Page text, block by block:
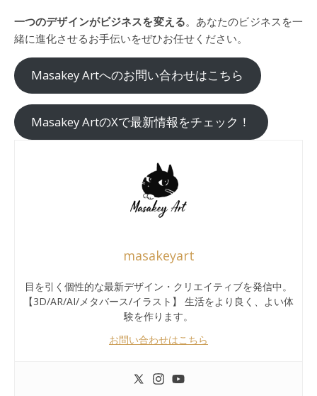
一つのデザインがビジネスを変える。あなたのビジネスを一
緒に進化させるお手伝いをぜひお任せください。
Masakey Artへのお問い合わせはこちら
Masakey ArtのXで最新情報をチェック！
masakeyart
目を引く個性的な最新デザイン・クリエイティブを発信中。
【3D/AR/AI/メタバース/イラスト】 生活をより良く、よい体
験を作ります。
お問い合わせはこちら